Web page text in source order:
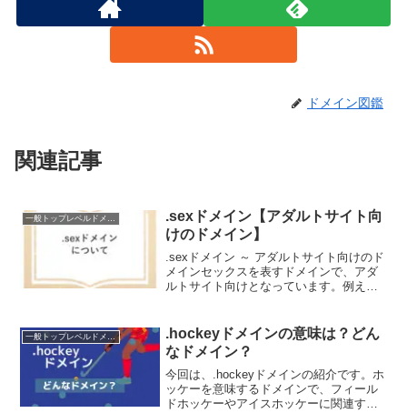
ドメイン図鑑
関連記事
一般トップレベルドメイン（gTLD）
.sexドメイン【アダルトサイト向
けのドメイン】
.sexドメイン ～ アダルトサイト向けのド
メインセックスを表すドメインで、アダ
ルトサイト向けとなっています。例え
トに最適です。ただ、セックスというの
決して敬遠される行...
一般トップレベルドメイン（gTLD）
.hockeyドメインの意味は？どん
なドメイン？
今回は、.hockeyドメインの紹介です。ホ
ッケーを意味するドメインで、フィール
ドホッケーやアイスホッケーに関連する